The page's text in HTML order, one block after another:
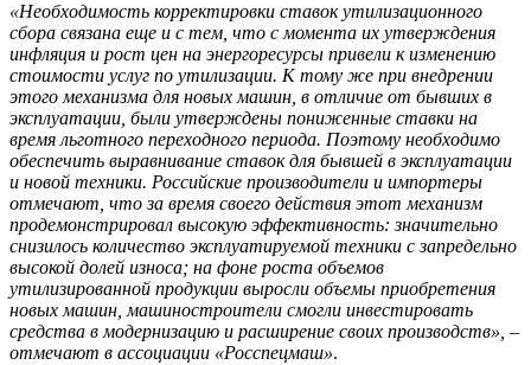
«Необходимость корректировки ставок утилизационного
сбора связана еще и с тем, что с момента их утверждения
инфляция и рост цен на энергоресурсы привели к изменению
стоимости услуг по утилизации. К тому же при внедрении
этого механизма для новых машин, в отличие от бывших в
эксплуатации, были утверждены пониженные ставки на
время льготного переходного периода. Поэтому необходимо
обеспечить выравнивание ставок для бывшей в эксплуатации
и новой техники. Российские производители и импортеры
отмечают, что за время своего действия этот механизм
продемонстрировал высокую эффективность: значительно
снизилось количество эксплуатируемой техники с запредельно
высокой долей износа; на фоне роста объемов
утилизированной продукции выросли объемы приобретения
новых машин, машиностроители смогли инвестировать
средства в модернизацию и расширение своих производств», –
отмечают в ассоциации «Росспецмаш».